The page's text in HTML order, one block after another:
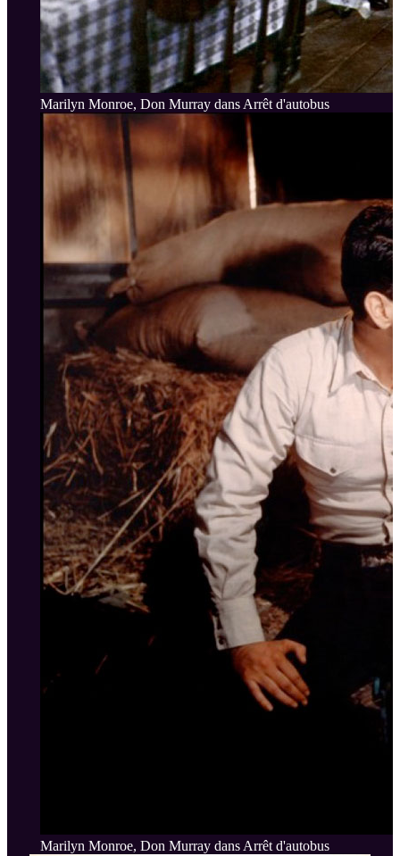
Marilyn Monroe, Don Murray dans Arrêt d'autobus
Marilyn Monroe, Don Murray dans Arrêt d'autobus